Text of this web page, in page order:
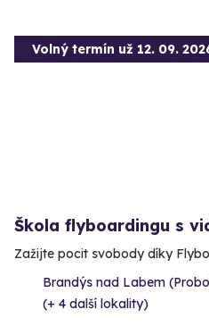
Volný termín už 12. 09.
Škola flyboardingu s
Zažijte pocit svobody díky
Brandýs nad Labem
(+ 4 další lokality)